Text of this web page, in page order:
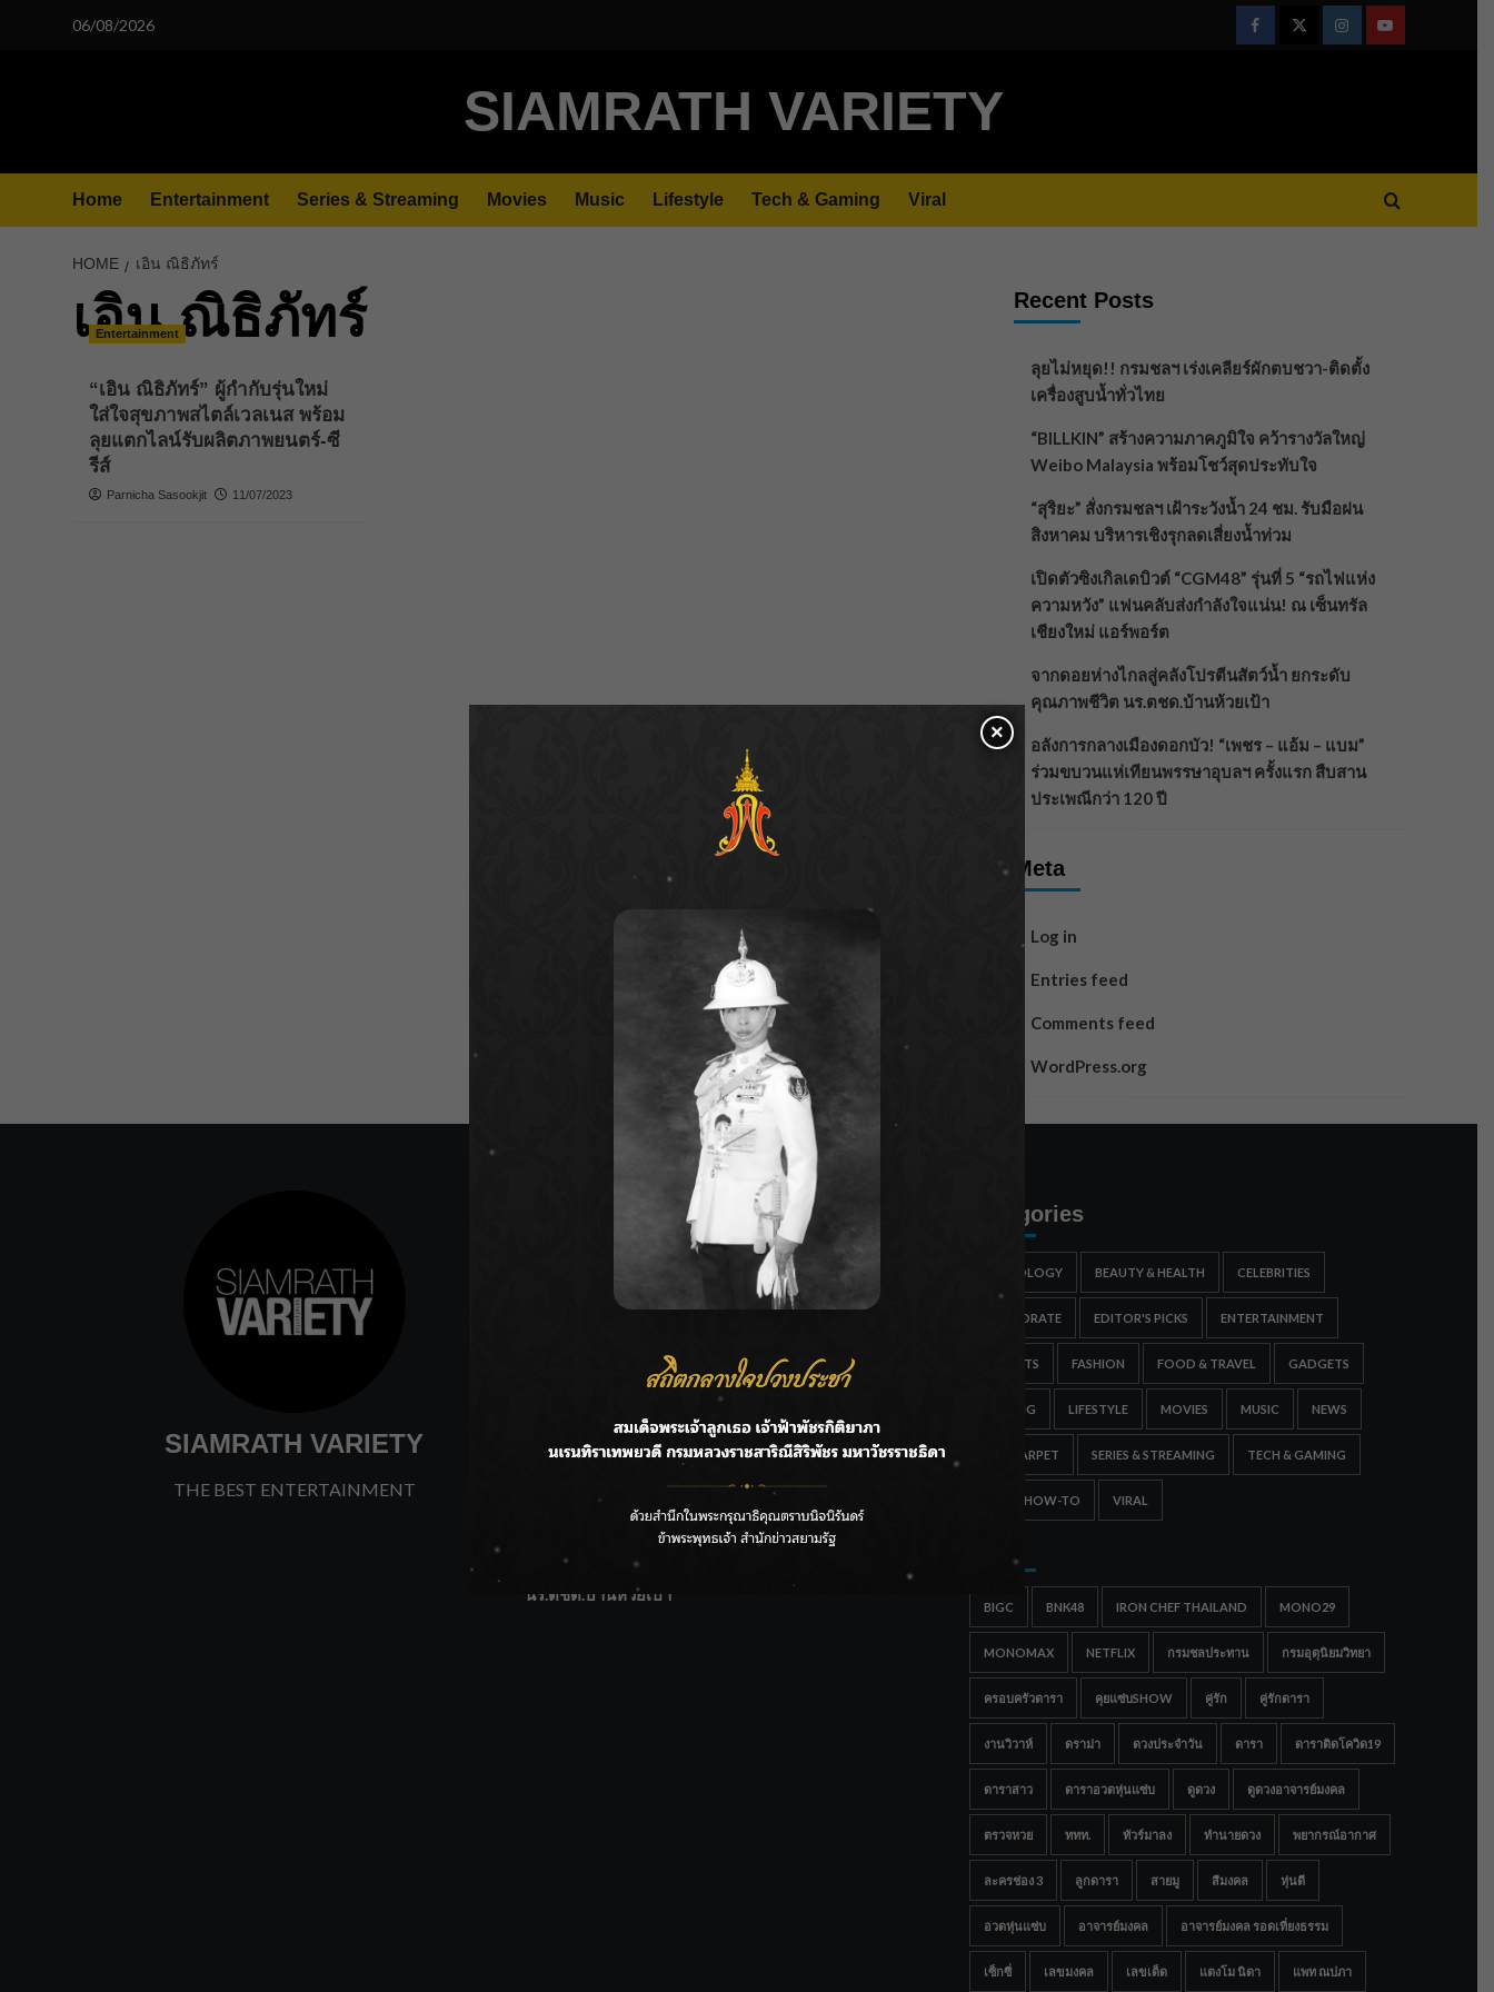
06/08/2026
FacebookTwitterInstagramYoutube
SIAMRATH VARIETY
Home Entertainment Series & Streaming Movies Music Lifestyle Tech & Gaming Viral
HOME เอิน ณิธิภัทร์
เอิน ณิธิภัทร์
Entertainment
“เอิน ณิธิภัทร์” ผู้กำกับรุ่นใหม่
ใส่ใจสุขภาพสไตล์เวลเนส พร้อม
ลุยแตกไลน์รับผลิตภาพยนตร์-ซี
รีส์
Parnicha Sasookjit 11/07/2023
Recent Posts
ลุยไม่หยุด!! กรมชลฯ เร่งเคลียร์ผักตบชวา-ติดตั้ง
เครื่องสูบน้ำทั่วไทย
“BILLKIN” สร้างความภาคภูมิใจ คว้ารางวัลใหญ่
Weibo Malaysia พร้อมโชว์สุดประทับใจ
“สุริยะ” สั่งกรมชลฯ เฝ้าระวังน้ำ 24 ชม. รับมือฝน
สิงหาคม บริหารเชิงรุกลดเสี่ยงน้ำท่วม
เปิดตัวซิงเกิลเดบิวต์ “CGM48” รุ่นที่ 5 “รถไฟแห่ง
ความหวัง” แฟนคลับส่งกำลังใจแน่น! ณ เซ็นทรัล
เชียงใหม่ แอร์พอร์ต
จากดอยห่างไกลสู่คลังโปรตีนสัตว์น้ำ ยกระดับ
คุณภาพชีวิต นร.ตชด.บ้านห้วยเป้า
อลังการกลางเมืองดอกบัว! “เพชร – แอ้ม – แบม”
ร่วมขบวนแห่เทียนพรรษาอุบลฯ ครั้งแรก สืบสาน
ประเพณีกว่า 120 ปี
Meta
Log in
Entries feed
Comments feed
WordPress.org
SIAMRATH VARIETY
THE BEST ENTERTAINMENT
ลุยไม่หยุด!! กรมชลฯ เร่งเคลียร์ผักตบชวา-ติดตั้งเครื่องสูบน้ำ
Malaysia พร้อมโชว์สุดประทับใจ
“สุริยะ” สั่งกรมชลฯ เฝ้าระวังน้ำ 24 ชม. รับมือฝนสิงหาคม
บริหารเชิงรุกลดเสี่ยงน้ำท่วม
เปิดตัวซิงเกิลเดบิวต์ “CGM48” รุ่นที่ 5 “รถไฟแห่งความหวัง”
แฟนคลับส่งกำลังใจแน่น! ณ เซ็นทรัลเชียงใหม่ แอร์พอร์ต
จากดอยห่างไกลสู่คลังโปรตีนสัตว์น้ำ ยกระดับคุณภาพชีวิต
นร.ตชด.บ้านห้วยเป้า
Categories
ASTROLOGY BEAUTY & HEALTH CELEBRITIES
CORPORATE EDITOR'S PICKS ENTERTAINMENT
ESPORTS FASHION FOOD & TRAVEL GADGETS
GAMING LIFESTYLE MOVIES MUSIC NEWS
RED CARPET SERIES & STREAMING TECH & GAMING
TIPS & HOW-TO VIRAL
BIGC BNK48 IRON CHEF THAILAND MONO29
MONOMAX NETFLIX กรมชลประทาน กรมอุตุนิยมวิทยา
ครอบครัวดารา คุยแซ่บSHOW คู่รัก คู่รักดารา
งานวิวาห์ ดราม่า ดวงประจำวัน ดารา ดาราติดโควิด19
ดาราสาว ดาราอวดหุ่นแซ่บ ดูดวง ดูดวงอาจารย์มงคล
ตรวจหวย ททท. ทัวร์มาลง ทำนายดวง พยากรณ์อากาศ
ละครช่อง 3 ลูกดารา สายมู สีมงคล หุ่นดี
อวดหุ่นแซ่บ อาจารย์มงคล อาจารย์มงคล รอดเที่ยงธรรม
เซ็กซี่ เลขมงคล เลขเด็ด แตงโม นิดา แพท ณปภา
×